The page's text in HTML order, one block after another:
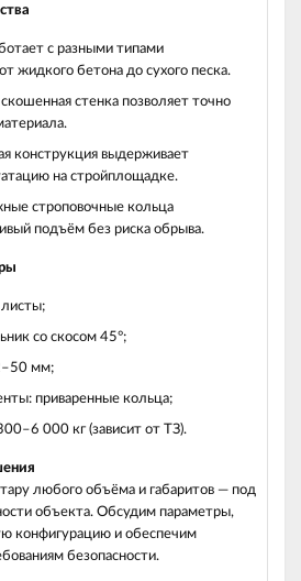
с разными типами
жидкого бетона до сухого песка.
стенка позволяет точно
конструкция выдерживает
на стройплощадке.
строповочные кольца
подъём без риска обрыва.
со скосом 45°;
мм;
приваренные кольца;
000 кг (зависит от ТЗ).
любого объёма и габаритов — под
объекта. Обсудим параметры,
конфигурацию и обеспечим
безопасности.